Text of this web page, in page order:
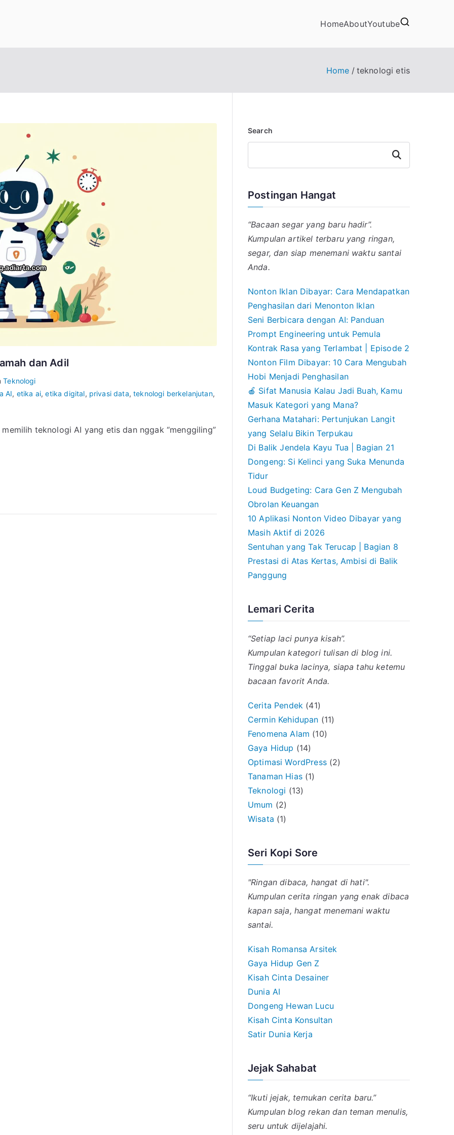
HomeAboutYoutube
Home teknologi etis
dan Adil
Teknologi
AI, etika ai,etika digital, privasi data,teknologi berkelanjutan,
teknologi AI yang etis dan nggak “menggiling”
Search
Search
Postingan Hangat
“Bacaan segar yang baru hadir”.
Kumpulan artikel terbaru yang ringan,
segar, dan siap menemani waktu santai
Anda.
Nonton Iklan Dibayar: Cara Mendapatkan
Penghasilan dari Menonton Iklan
Seni Berbicara dengan AI: Panduan
Prompt Engineering untuk Pemula
Kontrak Rasa yang Terlambat | Episode 2
Nonton Film Dibayar: 10 Cara Mengubah
Hobi Menjadi Penghasilan
🍎 Sifat Manusia Kalau Jadi Buah, Kamu
Masuk Kategori yang Mana?
Gerhana Matahari: Pertunjukan Langit
yang Selalu Bikin Terpukau
Di Balik Jendela Kayu Tua | Bagian 21
Dongeng: Si Kelinci yang Suka Menunda
Tidur
Loud Budgeting: Cara Gen Z Mengubah
Obrolan Keuangan
10 Aplikasi Nonton Video Dibayar yang
Masih Aktif di 2026
Sentuhan yang Tak Terucap | Bagian 8
Prestasi di Atas Kertas, Ambisi di Balik
Panggung
Lemari Cerita
“Setiap laci punya kisah”.
Kumpulan kategori tulisan di blog ini.
Tinggal buka lacinya, siapa tahu ketemu
bacaan favorit Anda.
Cerita Pendek (41)
Cermin Kehidupan (11)
Fenomena Alam (10)
Gaya Hidup (14)
Optimasi WordPress(2)
Tanaman Hias(1)
Teknologi (13)
Umum (2)
Wisata (1)
Seri Kopi Sore
"Ringan dibaca, hangat di hati".
Kumpulan cerita ringan yang enak dibaca
kapan saja, hangat menemani waktu
santai.
Kisah Romansa Arsitek
Gaya Hidup Gen Z
Kisah Cinta Desainer
Dunia AI
Dongeng Hewan Lucu
Kisah Cinta Konsultan
Satir Dunia Kerja
Jejak Sahabat
“Ikuti jejak, temukan cerita baru.”
Kumpulan blog rekan dan teman menulis,
seru untuk dijelajahi.